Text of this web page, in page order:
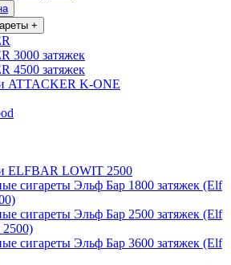
+
3000 затяжек
4500 затяжек
ATTACKER K-ONE
ELFBAR LOWIT 2500
сигареты Эльф Бар 1800 затяжек (Elf
сигареты Эльф Бар 2500 затяжек (Elf
2500)
сигареты Эльф Бар 3600 затяжек (Elf